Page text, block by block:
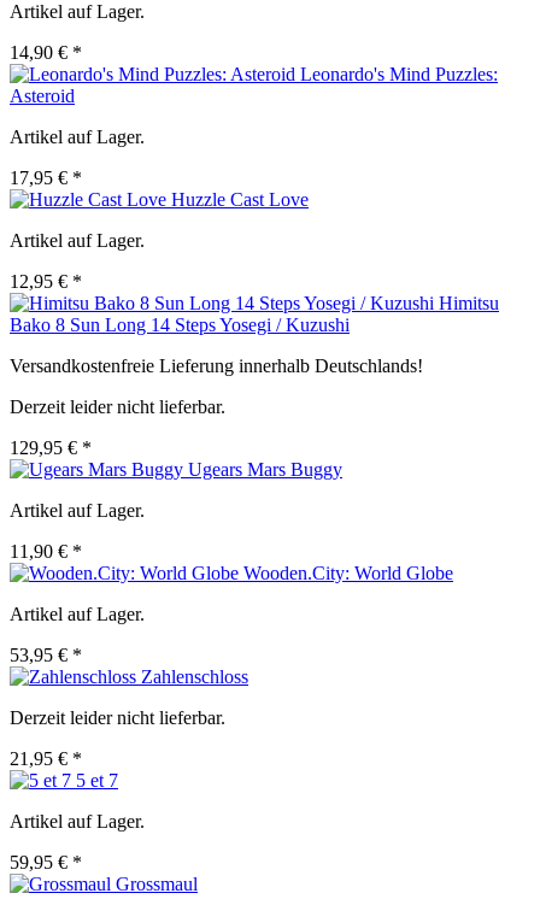
Artikel auf Lager.
14,90 € *
Leonardo's Mind Puzzles:
Asteroid
Artikel auf Lager.
17,95 € *
Huzzle Cast Love
Artikel auf Lager.
12,95 € *
Himitsu
Bako 8 Sun Long 14 Steps Yosegi / Kuzushi
Versandkostenfreie Lieferung innerhalb Deutschlands!
Derzeit leider nicht lieferbar.
129,95 € *
Ugears Mars Buggy
Artikel auf Lager.
11,90 € *
Wooden.City: World Globe
Artikel auf Lager.
53,95 € *
Zahlenschloss
Derzeit leider nicht lieferbar.
21,95 € *
5 et 7
Artikel auf Lager.
59,95 € *
Grossmaul